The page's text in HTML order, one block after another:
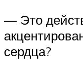
— Это
сердца?